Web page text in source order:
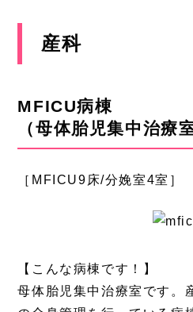
産科
MFICU病棟
（母体胎児集中治療室
［MFICU9床/分娩室4室］
【こんな病棟です！】
母体胎児集中治療室です。